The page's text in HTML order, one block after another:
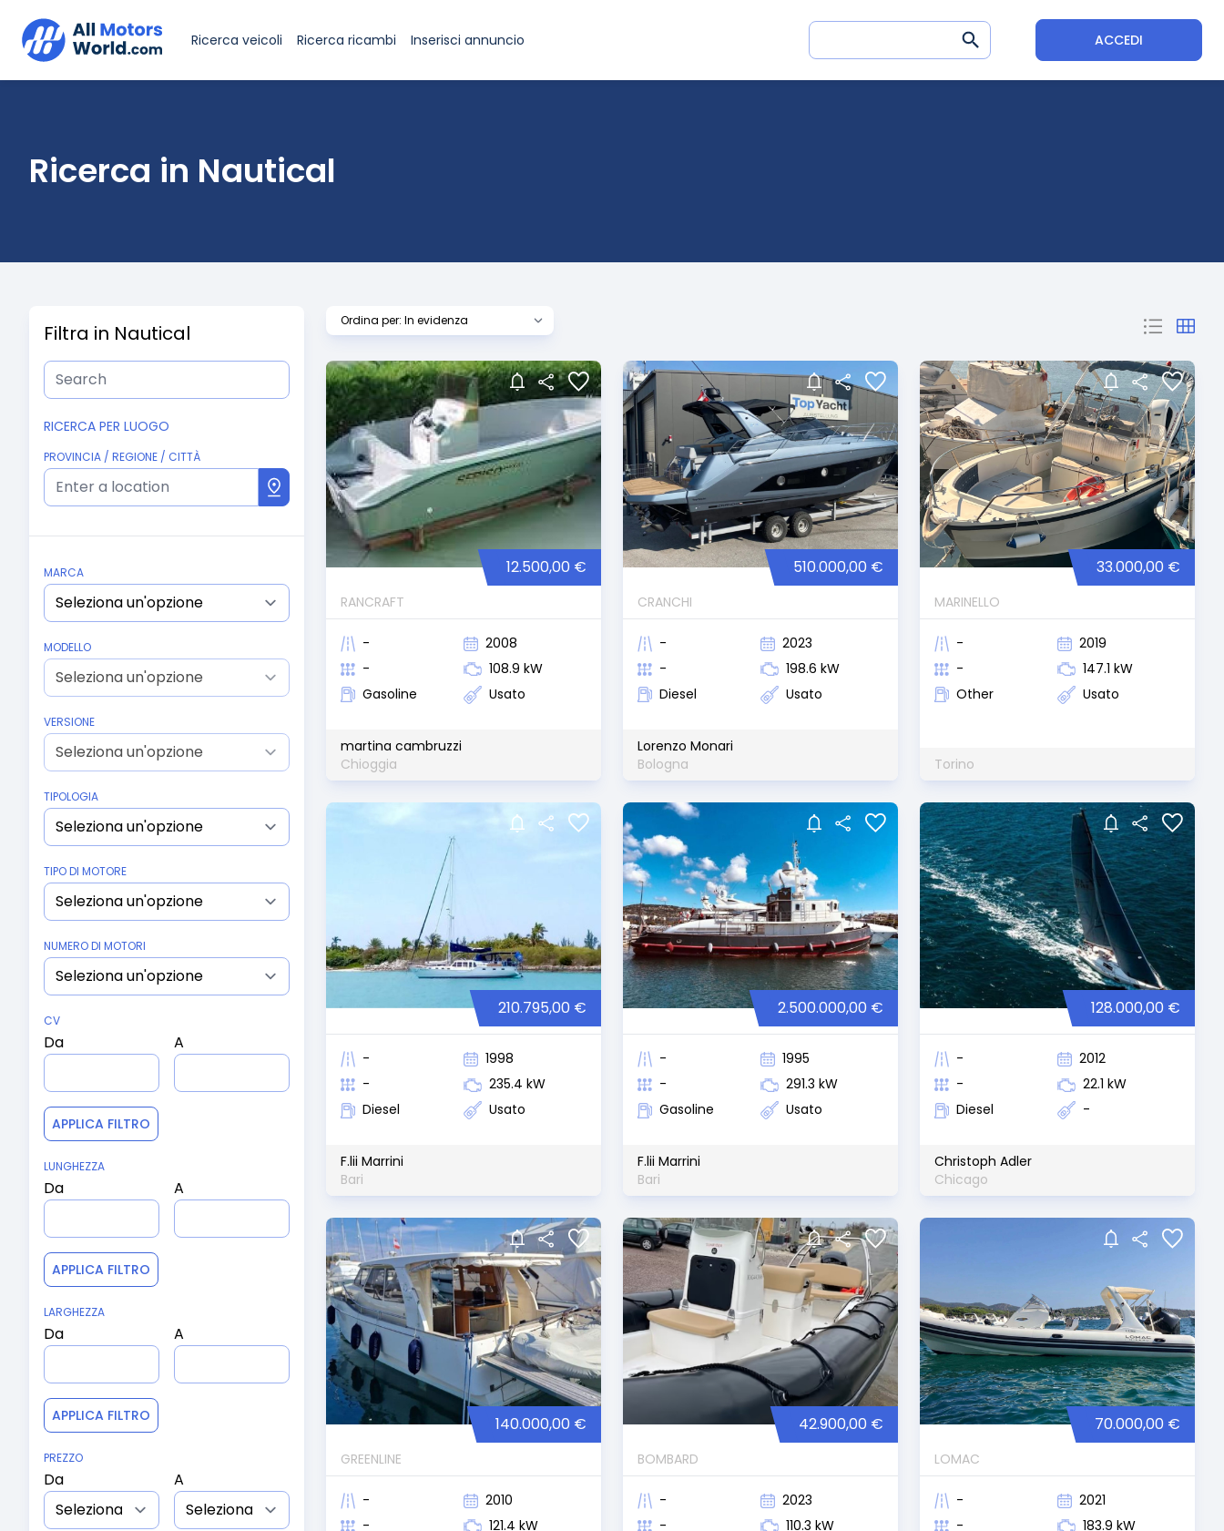
Ricerca veicoli Ricerca ricambi Inserisci annuncio ACCEDI
Ricerca in Nautical
Filtra in Nautical
RICERCA PER LUOGO
PROVINCIA / REGIONE / CITTÀ
MARCA
MODELLO
VERSIONE
TIPOLOGIA
TIPO DI MOTORE
NUMERO DI MOTORI
CV
Da A
APPLICA FILTRO
LUNGHEZZA
Da A
APPLICA FILTRO
LARGHEZZA
Da A
APPLICA FILTRO
PREZZO
Da A
12.500,00 €
RANCRAFT
-
-
Gasoline
2008
108.9 kW
Usato
martina cambruzzi
Chioggia
510.000,00 €
CRANCHI
-
-
Diesel
2023
198.6 kW
Usato
Lorenzo Monari
Bologna
33.000,00 €
MARINELLO
-
-
Other
2019
147.1 kW
Usato
Torino
210.795,00 €
-
-
Diesel
1998
235.4 kW
Usato
F.lii Marrini
Bari
2.500.000,00 €
-
-
Gasoline
1995
291.3 kW
Usato
F.lii Marrini
Bari
128.000,00 €
-
-
Diesel
2012
22.1 kW
-
Christoph Adler
Chicago
140.000,00 €
GREENLINE
-
-
2010
121.4 kW
42.900,00 €
BOMBARD
-
-
2023
110.3 kW
70.000,00 €
LOMAC
-
-
2021
183.9 kW